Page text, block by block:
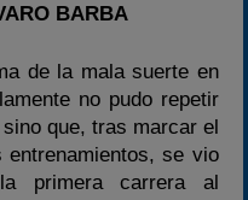
BARBA
de la mala suerte en
no pudo repetir
que, tras marcar el
se vio
primera carrera al